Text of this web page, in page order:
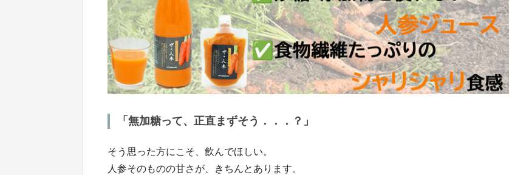
「無加糖って、正直まずそう．．．？」
そう思った方にこそ、飲んでほしい。
人参そのものの甘さが、きちんとあります。